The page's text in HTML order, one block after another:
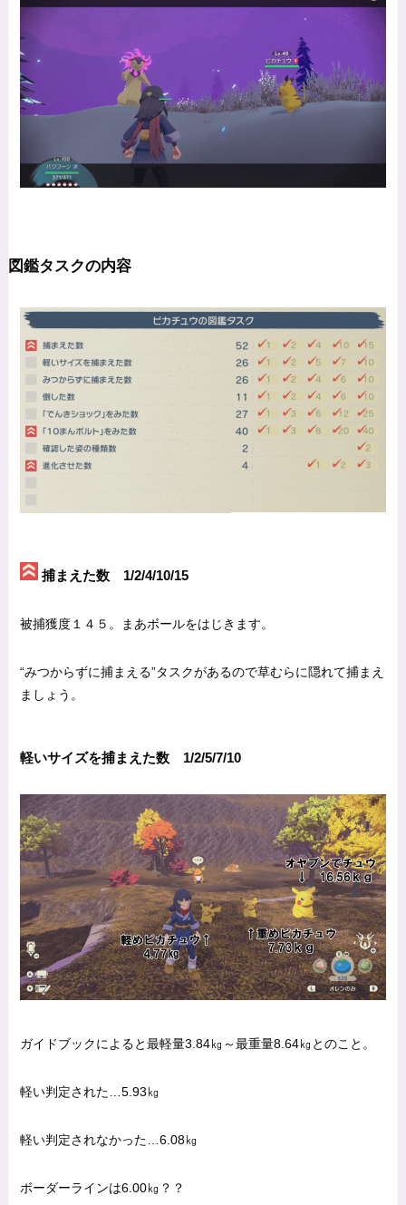
図鑑タスクの内容
捕まえた数 1/2/4/10/15
被捕獲度１４５。まあボールをはじきます。
“みつからずに捕まえる”タスクがあるので草むらに隠れて捕まえ
ましょう。
軽いサイズを捕まえた数 1/2/5/7/10
ガイドブックによると最軽量3.84㎏～最重量8.64㎏とのこと。
軽い判定された…5.93㎏
軽い判定されなかった…6.08㎏
ボーダーラインは6.00㎏？？